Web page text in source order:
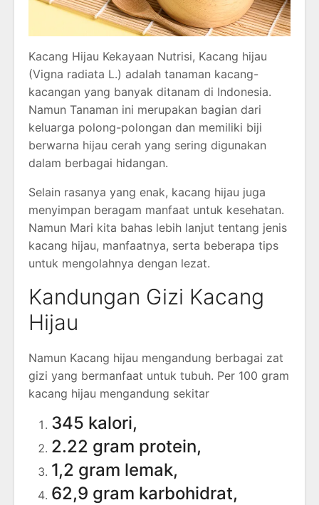
Kacang Hijau Kekayaan Nutrisi, Kacang hijau
(Vigna radiata L.) adalah tanaman kacang-
kacangan yang banyak ditanam di Indonesia.
Namun Tanaman ini merupakan bagian dari
keluarga polong-polongan dan memiliki biji
berwarna hijau cerah yang sering digunakan
dalam berbagai hidangan.
Selain rasanya yang enak, kacang hijau juga
menyimpan beragam manfaat untuk kesehatan.
Namun Mari kita bahas lebih lanjut tentang jenis
kacang hijau, manfaatnya, serta beberapa tips
untuk mengolahnya dengan lezat.
Kandungan Gizi Kacang
Hijau
Namun Kacang hijau mengandung berbagai zat
gizi yang bermanfaat untuk tubuh. Per 100 gram
kacang hijau mengandung sekitar
345 kalori,
2.22 gram protein,
1,2 gram lemak,
62,9 gram karbohidrat,